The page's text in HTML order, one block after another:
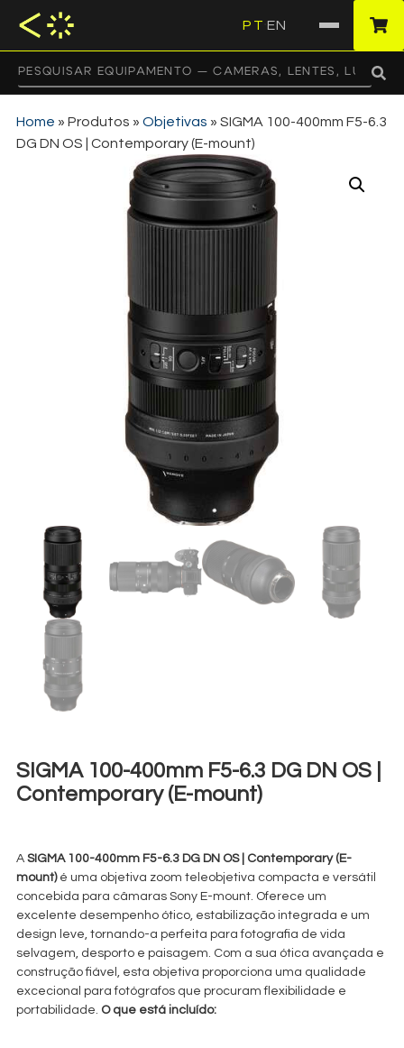
PT EN
Home » Produtos » Objetivas » SIGMA 100-400mm F5-6.3
DG DN OS | Contemporary (E-mount)
SIGMA 100-400mm F5-6.3 DG DN OS |
Contemporary (E-mount)
A SIGMA 100-400mm F5-6.3 DG DN OS | Contemporary (E-
mount)é uma objetiva zoom teleobjetiva compacta e versátil
concebida para câmaras Sony E-mount. Oferece um
excelente desempenho ótico, estabilização integrada e um
design leve, tornando-a perfeita para fotografia de vida
selvagem, desporto e paisagem. Com a sua ótica avançada e
construção fiável, esta objetiva proporciona uma qualidade
excecional para fotógrafos que procuram flexibilidade e
portabilidade. O que está incluído: